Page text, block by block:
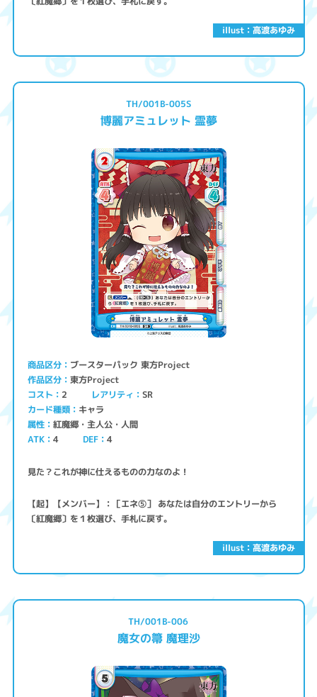
illust：高渡あゆみ
illust：高渡あゆみ
TH/001B-005S
博麗アミュレット 霊夢
商品区分 ブースターパック 東方Project
作品区分 東方Project
コスト 2 レアリティ SR
カード種類 キャラ
属性 紅魔郷・主人公・人間
ATK 4 DEF 4
見た？これが神に仕えるものの力なのよ！
【起】【メンバー】：［エネ⑤］ あなたは自分のエントリーから
〔紅魔郷〕を１枚選び、手札に戻す。
TH/001B-006
魔女の箒 魔理沙